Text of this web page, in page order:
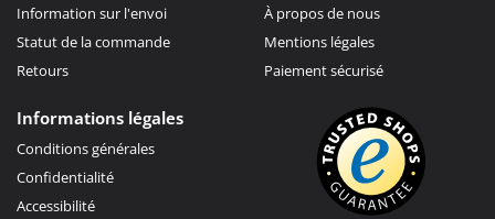
Information sur l'envoi
Statut de la commande
Retours
À propos de nous
Mentions légales
Paiement sécurisé
Informations légales
Conditions générales
Confidentialité
Accessibilité